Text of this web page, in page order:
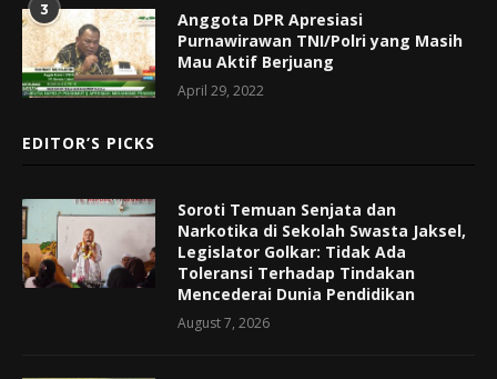
3
Anggota DPR Apresiasi
Purnawirawan TNI/Polri yang Masih
Mau Aktif Berjuang
April 29, 2022
EDITOR’S PICKS
Soroti Temuan Senjata dan
Narkotika di Sekolah Swasta Jaksel,
Legislator Golkar: Tidak Ada
Toleransi Terhadap Tindakan
Mencederai Dunia Pendidikan
August 7, 2026